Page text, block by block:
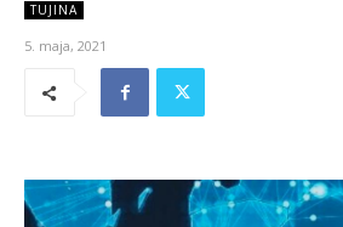
TUJINA
5. maja, 2021